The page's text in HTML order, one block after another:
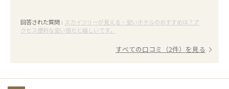
回答された質問 : スカイツリーが見える・安いホテルのおすすめは？ア
クセス便利な安い宿だと嬉しいです。
すべての口コミ（2件）を見る